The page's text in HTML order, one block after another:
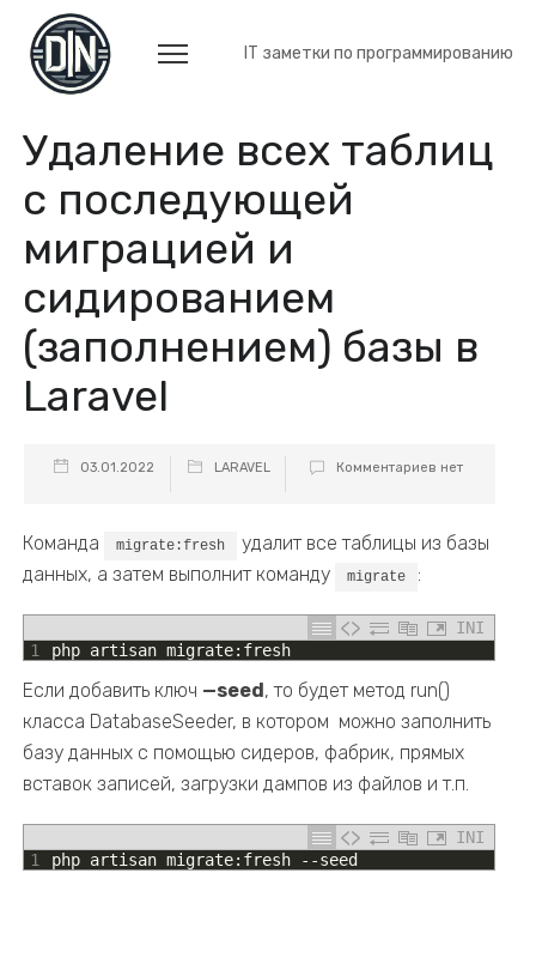
IT заметки по программированию
Удаление всех таблиц
с последующей
миграцией и
сидированием
(заполнением) базы в
Laravel
03.01.2022 LARAVEL Комментариев нет
Команда migrate:fresh
удалит все таблицы из базы
данных, а затем выполнит команду
migrate :
INI
1
php artisan migrate: fresh
Если добавить ключ —seed, то будет метод run()
класса DatabaseSeeder, в котором можно заполнить
базу данных с помощью сидеров, фабрик, прямых
вставок записей, загрузки дампов из файлов и т.п.
INI
1
php artisan migrate: fresh --seed